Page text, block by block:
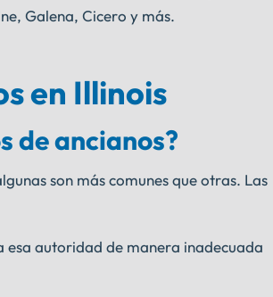
Galena, Cicero y más.
en Illinois
de ancianos?
son más comunes que otras. Las
esa autoridad de manera inadecuada